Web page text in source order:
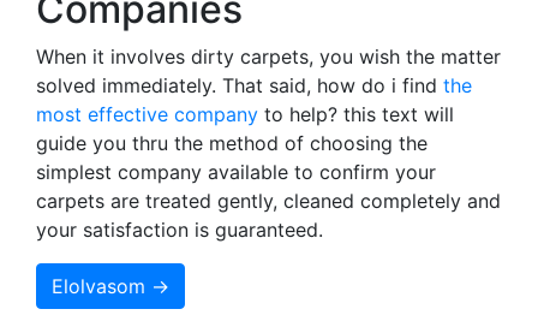
When it involves dirty carpets, you wish the matter
solved immediately. That said, how do i find the
most effective company to help? this text will
guide you thru the method of choosing the
simplest company available to confirm your
carpets are treated gently, cleaned completely and
your satisfaction is guaranteed.
Elolvasom →